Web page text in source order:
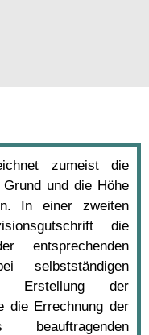
zumeist die
und die Höhe
In einer zweiten
die
entsprechenden
selbstständigen
Erstellung der
die Errechnung der